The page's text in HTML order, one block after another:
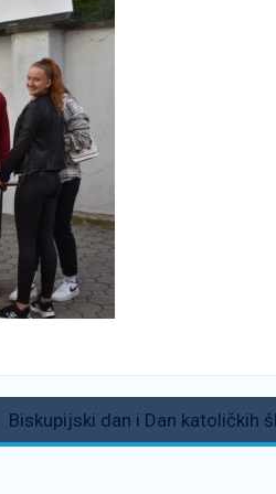
Biskupijski dan i Dan katoličkih